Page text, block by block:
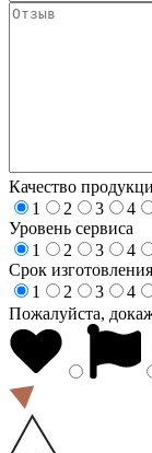
Качество
1
2 3 4
Уровень сервиса
1
2 3 4
Срок изготовления
1
2 3 4
Пожалуйста,